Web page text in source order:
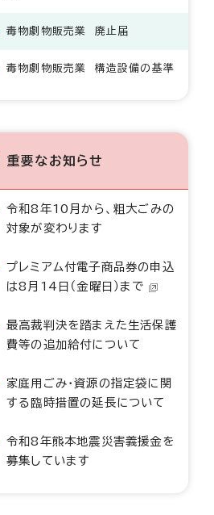
毒物劇物販売業 廃止届
毒物劇物販売業 構造設備の基準
重要なお知らせ
令和8年10月から、粗大ごみの
対象が変わります
プレミアム付電子商品券の申込
は8月14日（金曜日）まで
最高裁判決を踏まえた生活保護
費等の追加給付について
家庭用ごみ・資源の指定袋に関
する臨時措置の延長について
令和8年熊本地震災害義援金を
募集しています